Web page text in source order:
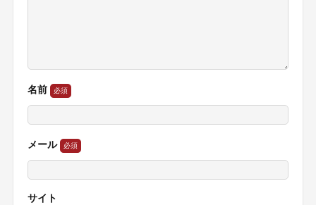
名前
メール
サイト